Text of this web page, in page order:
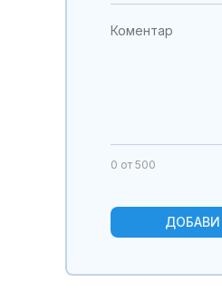
0 от 500
ДОБАВИ